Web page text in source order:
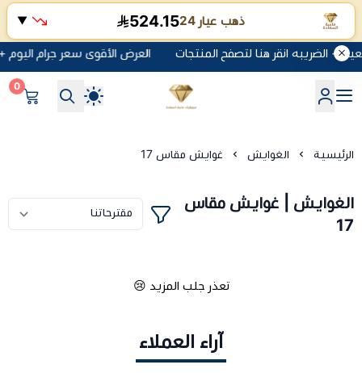
العرض الأقوى سعر جرام اليوم + 10 ريال مصنعية + الضريبه انقر هنا لتصفح المنتجات
شركة ماسة السعادة للذهب
0
الرئيسية الغوايش غوايش مقاس 17
الغوايش | غوايش مقاس
17
تعذر جلب المزيد 😢
آراء العملاء
ذهب عيار 24 524.15
▼